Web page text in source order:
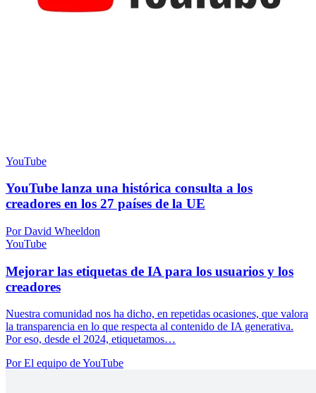
YouTube
YouTube lanza una histórica consulta a los
creadores en los 27 países de la UE
Por David Wheeldon
YouTube
Mejorar las etiquetas de IA para los usuarios y los
creadores
Nuestra comunidad nos ha dicho, en repetidas ocasiones, que valora
la transparencia en lo que respecta al contenido de IA generativa.
Por eso, desde el 2024, etiquetamos…
Por El equipo de YouTube